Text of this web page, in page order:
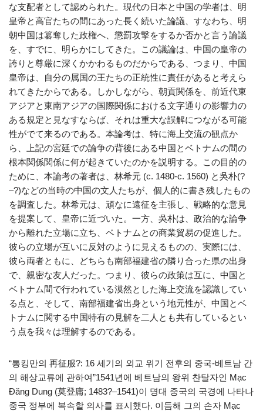
な支配者として認められた。現代の日本と中国の学者は、明
皇帝と高官たちの間にあった長く続いた論議、すなわち、明
朝中国は簒奪した政権へ、懲罰攻撃をするか否かと言う論議
を、すでに、明らかにしてきた。この議論は、中国の皇帝の
誇りと尊厳に深くかかわるものだからである、つまり、中国
皇帝は、自分の属国の王たちの正統性に責任があると考えら
れてきたからである。しかしながら、朝貢関係を、前近代東
アジアと東南アジアの国際関係における文字通りの影響力の
ある規定と見なすならば、それは重大な誤解につながる可能
性がでて来るのである。本論考は、特に海上交流の観点か
ら、上記の宮廷での論争の背後にある中国とベトナムの間の
根本関係関係に何が起きていたのかを説明する。この目的の
ために、本論考の著者は、林希元 (c. 1480-c. 1560) と吳朴(?
–?)などの当時の中国の文人たちが、個人的に書き残したもの
を調査した。林希元は、頑なに遠征を主張し、戦略的な意見
を提案して、皇帝に近づいた。一方、吳朴は、政治的な論争
から離れた立場に立ち、ベトナムとの商業貿易の促進した。
彼らの立場が互いに反対のように見えるものの、実際には、
彼ら両者ともに、どちらも南部福建省の隣り合った県の出身
で、親密な友人だった。つまり、彼らの政策は互に、中国と
ベトナム間で行われている漠然とした海上交流を認識してい
る点と、そして、南部福建省出身という地元性が、中国とベ
トナムに関する中国特有の見解を二人とも共有しているとい
う点を我々は理解するのである。
“통킹만의 再征服?: 16 세기의 외교 위기 전후의 중국-베트남 간
의 해상교류에 관하여”1541년에 베트남의 왕위 찬탈자인 Mạc
Đăng Dung (莫登庸; 1483?–1541)이 명대 중국의 국경에 나타나
중국 정부에 복속할 의사를 표시했다. 이듬해 그의 손자 Mạc